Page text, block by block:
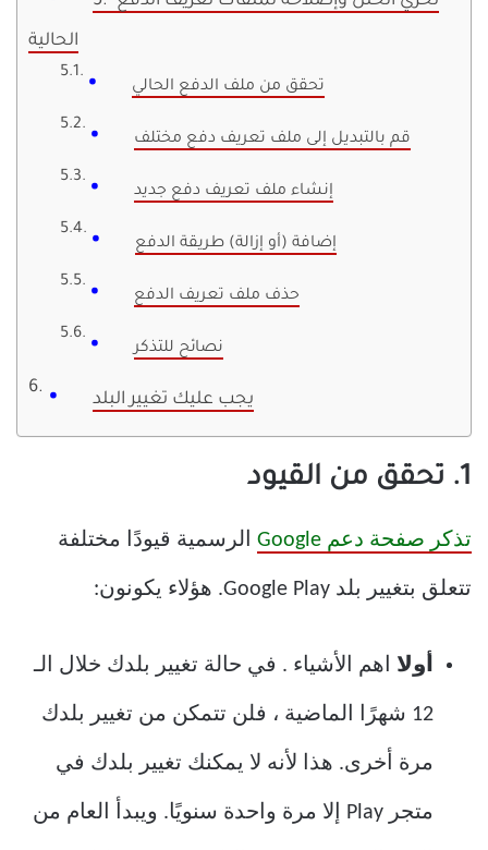
الحالية
تحقق من ملف الدفع الحالي
قم بالتبديل إلى ملف تعريف دفع مختلف
إنشاء ملف تعريف دفع جديد
إضافة (أو إزالة) طريقة الدفع
حذف ملف تعريف الدفع
نصائح للتذكر
يجب عليك تغيير البلد
1. تحقق من القيود
تذكر صفحة دعم Google الرسمية قيودًا مختلفة
تتعلق بتغيير بلد Google Play. هؤلاء يكونون:
أولا اهم الأشياء . في حالة تغيير بلدك خلال الـ
12 شهرًا الماضية ، فلن تتمكن من تغيير بلدك
مرة أخرى. هذا لأنه لا يمكنك تغيير بلدك في
متجر Play إلا مرة واحدة سنويًا. ويبدأ العام من